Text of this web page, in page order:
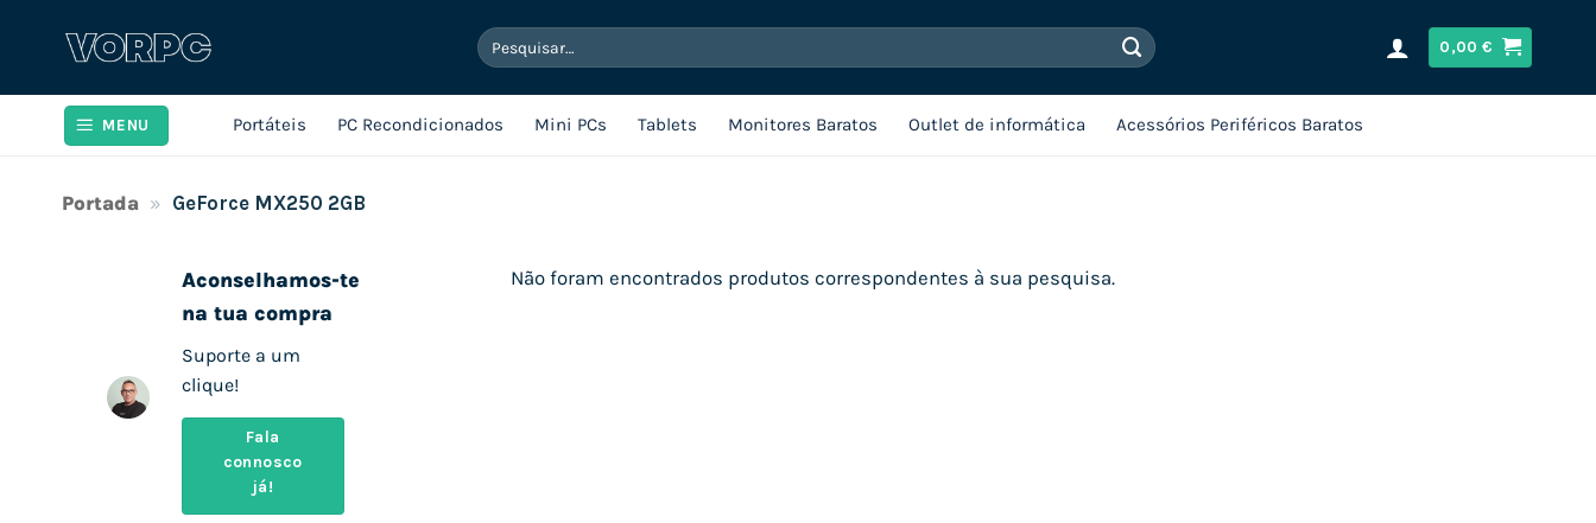
Pesquisar
por:
0,00€
MENU Portáteis PC Recondicionados Mini PCs Tablets Monitores Baratos Outlet de informática Acessórios Periféricos Baratos
Portada » GeForce MX250 2GB
Aconselhamos-te
na tua compra
Suporte a um
clique!
Fala
connosco
já!
Não foram encontrados produtos correspondentes à sua pesquisa.